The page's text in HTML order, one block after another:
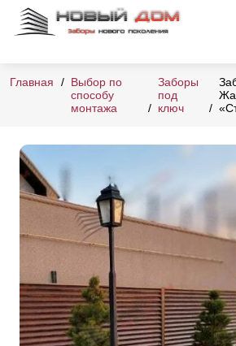
Главная
Выбор по
способу
монтажа
Заборы
под
ключ